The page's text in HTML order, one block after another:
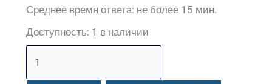
Среднее время ответа: не более 15 мин.
Доступность: 1 в наличии